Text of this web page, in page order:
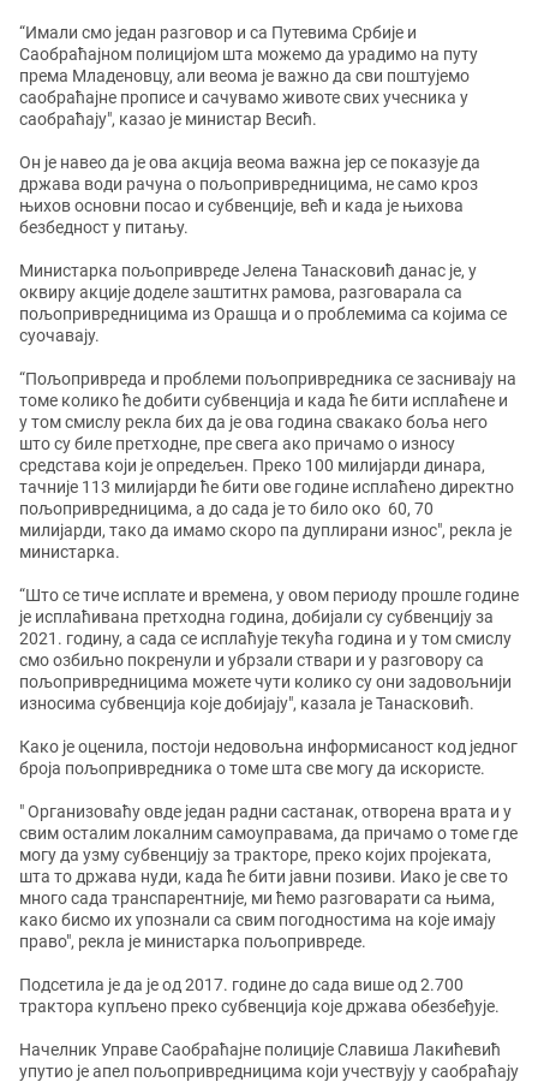
“Имали смо један разговор и са Путевима Србије и
Саобраћајном полицијом шта можемо да урадимо на путу
према Младеновцу, али веома је важно да сви поштујемо
саобраћајне прописе и сачувамо животе свих учесника у
саобраћају", казао је министар Весић.
Он је навео да је ова акција веома важна јер се показује да
држава води рачуна о пољопривредницима, не само кроз
њихов основни посао и субвенције, већ и када је њихова
безбедност у питању.
Министарка пољопривреде Јелена Танасковић данас је, у
оквиру акције доделе заштитнх рамова, разговарала са
пољопривредницима из Орашца и о проблемима са којима се
суочавају.
“Пољопривреда и проблеми пољопривредника се заснивају на
томе колико ће добити субвенција и када ће бити исплаћене и
у том смислу рекла бих да је ова година свакако боља него
што су биле претходне, пре свега ако причамо о износу
средстава који је опредељен. Преко 100 милијарди динара,
тачније 113 милијарди ће бити ове године исплаћено директно
пољопривредницима, а до сада је то било око 60, 70
милијарди, тако да имамо скоро па дуплирани износ", рекла је
министарка.
“Што се тиче исплате и времена, у овом периоду прошле године
је исплаћивана претходна година, добијали су субвенцију за
2021. годину, а сада се исплаћује текућа година и у том смислу
смо озбиљно покренули и убрзали ствари и у разговору са
пољопривредницима можете чути колико су они задовољнији
износима субвенција које добијају", казала је Танасковић.
Како је оценила, постоји недовољна информисаност код једног
броја пољопривредника о томе шта све могу да искористе.
" Организоваћу овде један радни састанак, отворена врата и у
свим осталим локалним самоуправама, да причамо о томе где
могу да узму субвенцију за тракторе, преко којих пројеката,
шта то држава нуди, када ће бити јавни позиви. Иако је све то
много сада транспарентније, ми ћемо разговарати са њима,
како бисмо их упознали са свим погодностима на које имају
право", рекла је министарка пољопривреде.
Подсетила је да је од 2017. године до сада више од 2.700
трактора купљено преко субвенција које држава обезбеђује.
Начелник Управе Саобраћајне полиције Славиша Лакићевић
упутио је апел пољопривредницима који учествују у саобраћају